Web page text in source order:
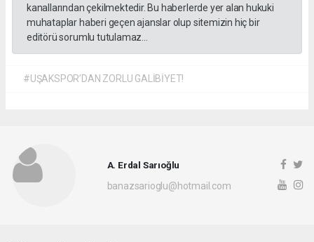
kanallarından çekilmektedir. Bu haberlerde yer alan hukuki
muhataplar haberi geçen ajanslar olup sitemizin hiç bir
editörü sorumlu tutulamaz...
#UŞAKSPOR’DAN ZORLU GALİBİYET!
A. Erdal Sarıoğlu
banazsarioglu@hotmail.com